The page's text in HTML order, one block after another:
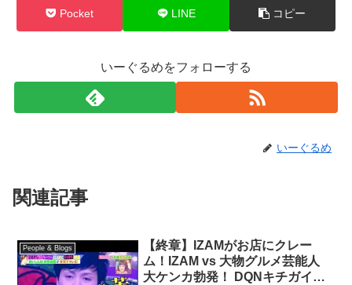
Pocket LINE コピー
いーぐるめをフォローする
いーぐるめ
関連記事
People & Blogs
【終章】IZAMがお店にクレー
ム！IZAM vs 大物グルメ芸能人
大ケンカ勃発！ DQNキチガイの